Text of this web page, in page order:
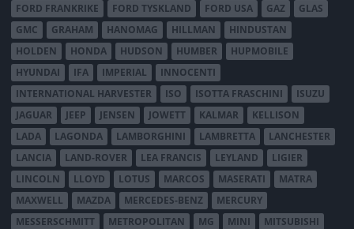
FORD FRANKRIKE
FORD TYSKLAND FORD USA GAZ
GLAS
GMC
GRAHAM HANOMAG HILLMAN
HINDUSTAN
HOLDEN
HONDA HUDSON HUMBER
HUPMOBILE
HYUNDAI
IFA IMPERIAL
INNOCENTI
INTERNATIONAL HARVESTER
ISO ISOTTA FRASCHINI
ISUZU
JAGUAR
JEEP JENSEN JOWETT KALMAR
KELLISON
LADA
LAGONDA LAMBORGHINI LAMBRETTA
LANCHESTER
LANCIA
LAND-ROVER LEA FRANCIS LEYLAND
LIGIER
LINCOLN
LLOYD LOTUS MARCOS MASERATI
MATRA
MAXWELL
MAZDA MERCEDES-BENZ
MERCURY
MESSERSCHMITT
METROPOLITAN MG MINI
MITSUBISHI